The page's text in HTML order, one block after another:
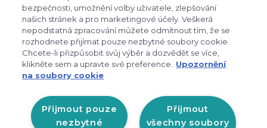
Zákaznické menuexpand_more
Praktické odkazyexpand_more
Liberci:
bezpečnosti, umožnění volby uživatele, zlepšování
našich stránek a pro marketingové účely. Veškerá
nepodstatná zpracování můžete odmítnout tím, že se
rozhodnete přijímat pouze nezbytné soubory cookie.
Chcete-li přizpůsobit svůj výběr a dozvědět se více,
klikněte sem a upravte své preference.
Upozornění
na soubory cookie
Přijmout
všechny soubory
Přijmout pouze
nezbytné